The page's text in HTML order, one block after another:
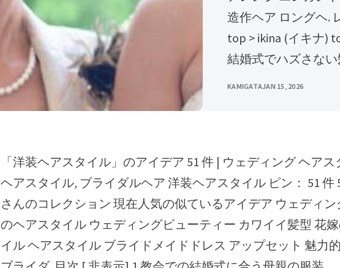
造作ヘア ロングヘ.
top > ikina (イキナ)
結婚式でハズさな
KAMIGATAJAN 15, 2026
「洋装ヘアスタイル」のアイデア 51 件 | ウェディング ヘアスタイル, 花嫁
ヘアスタイル, ブライダルヘア 洋装ヘアスタイル ピン： 51 件
さんのコレクション 現在人気の似ているアイデア ウェディ
のヘアスタイル ウェディングビューティー カワイイ髪型 花
イル ヘアスタイル ブライドメイドドレス アップセット 魅力